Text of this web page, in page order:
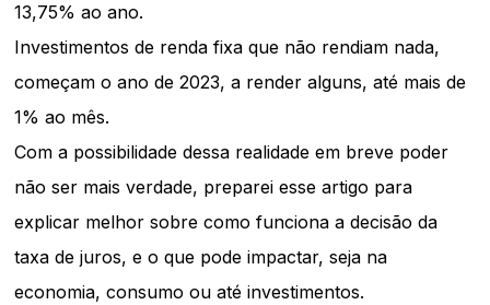
13,75% ao ano.
Investimentos de renda fixa que não rendiam nada,
começam o ano de 2023, a render alguns, até mais de
1% ao mês.
Com a possibilidade dessa realidade em breve poder
não ser mais verdade, preparei esse artigo para
explicar melhor sobre como funciona a decisão da
taxa de juros, e o que pode impactar, seja na
economia, consumo ou até investimentos.